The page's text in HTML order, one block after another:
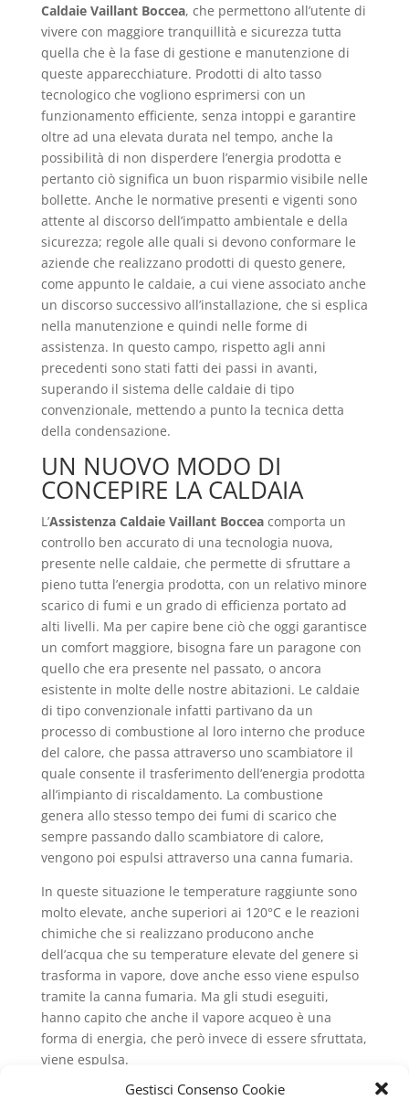
Gestisci Consenso Cookie
Caldaie Vaillant Boccea, che permettono all’utente di
vivere con maggiore tranquillità e sicurezza tutta
quella che è la fase di gestione e manutenzione di
queste apparecchiature. Prodotti di alto tasso
tecnologico che vogliono esprimersi con un
funzionamento efficiente, senza intoppi e garantire
oltre ad una elevata durata nel tempo, anche la
possibilità di non disperdere l’energia prodotta e
pertanto ciò significa un buon risparmio visibile nelle
bollette. Anche le normative presenti e vigenti sono
attente al discorso dell’impatto ambientale e della
sicurezza; regole alle quali si devono conformare le
aziende che realizzano prodotti di questo genere,
come appunto le caldaie, a cui viene associato anche
un discorso successivo all’installazione, che si esplica
nella manutenzione e quindi nelle forme di
assistenza. In questo campo, rispetto agli anni
precedenti sono stati fatti dei passi in avanti,
superando il sistema delle caldaie di tipo
convenzionale, mettendo a punto la tecnica detta
della condensazione.
UN NUOVO MODO DI
CONCEPIRE LA CALDAIA
L’Assistenza Caldaie Vaillant Bocceacomporta un
controllo ben accurato di una tecnologia nuova,
presente nelle caldaie, che permette di sfruttare a
pieno tutta l’energia prodotta, con un relativo minore
scarico di fumi e un grado di efficienza portato ad
alti livelli. Ma per capire bene ciò che oggi garantisce
un comfort maggiore, bisogna fare un paragone con
quello che era presente nel passato, o ancora
esistente in molte delle nostre abitazioni. Le caldaie
di tipo convenzionale infatti partivano da un
processo di combustione al loro interno che produce
del calore, che passa attraverso uno scambiatore il
quale consente il trasferimento dell’energia prodotta
all’impianto di riscaldamento. La combustione
genera allo stesso tempo dei fumi di scarico che
sempre passando dallo scambiatore di calore,
vengono poi espulsi attraverso una canna fumaria.
In queste situazione le temperature raggiunte sono
molto elevate, anche superiori ai 120°C e le reazioni
chimiche che si realizzano producono anche
dell’acqua che su temperature elevate del genere si
trasforma in vapore, dove anche esso viene espulso
tramite la canna fumaria. Ma gli studi eseguiti,
hanno capito che anche il vapore acqueo è una
forma di energia, che però invece di essere sfruttata,
viene espulsa.
Ciò significa per l’utente che di quella energia